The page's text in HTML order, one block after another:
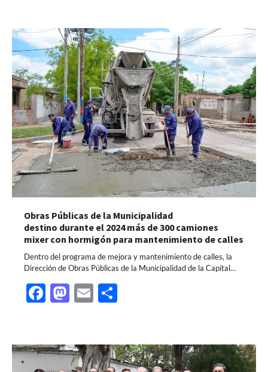
Obras Públicas de la Municipalidad
destino durante el 2024 más de 300 camiones
mixer con hormigón para mantenimiento de calles
Dentro del programa de mejora y mantenimiento de calles, la
Dirección de Obras Públicas de la Municipalidad de la Capital…
Facebook
Mastodon
Email